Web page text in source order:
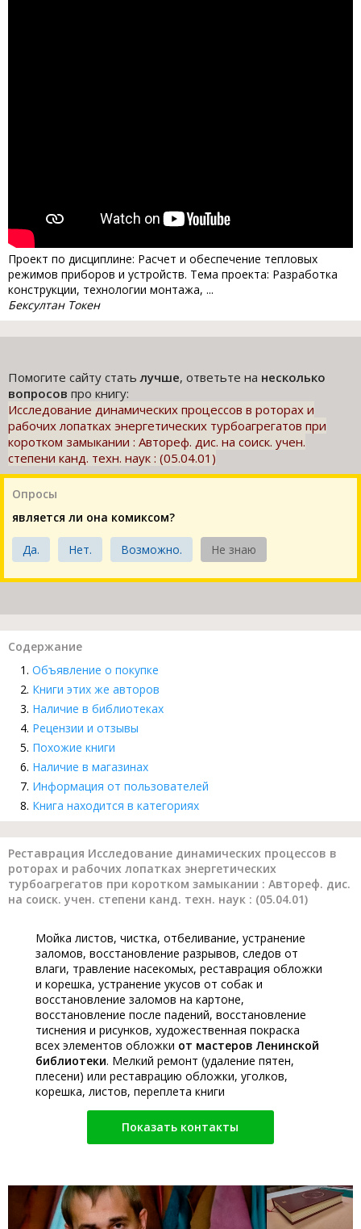
Проект по дисциплине: Расчет и обеспечение тепловых
режимов приборов и устройств. Тема проекта: Разработка
конструкции, технологии монтажа, ...
Бексултан Токен
Помогите сайту статьлучше, ответьте на несколько
вопросов про книгу:
Исследование динамических процессов в роторах и
рабочих лопатках энергетических турбоагрегатов при
коротком замыкании : Автореф. дис. на соиск. учен.
степени канд. техн. наук : (05.04.01)
Опросы
является ли она комиксом?
Да. Нет. Возможно. Не знаю
Содержание
Объявление о покупке
Книги этих же авторов
Наличие в библиотеках
Рецензии и отзывы
Похожие книги
Наличие в магазинах
Информация от пользователей
Книга находится в категориях
Реставрация Исследование динамических процессов в
роторах и рабочих лопатках энергетических
турбоагрегатов при коротком замыкании : Автореф. дис.
на соиск. учен. степени канд. техн. наук : (05.04.01)
Мойка листов, чистка, отбеливание, устранение
заломов, восстановление разрывов, следов от
влаги, травление насекомых, реставрация обложки
и корешка, устранение укусов от собак и
восстановление заломов на картоне,
восстановление после падений, восстановление
тиснения и рисунков, художественная покраска
всех элементов обложки от мастеров Ленинской
библиотеки. Мелкий ремонт (удаление пятен,
плесени) или реставрацию обложки, уголков,
корешка, листов, переплета книги
Показать контакты